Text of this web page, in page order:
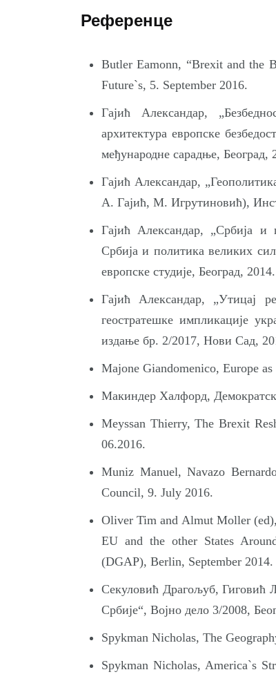
Референце
Butler Eamonn, “Brexit and the
Future`s, 5. September 2016.
Гајић Александар,
архитектура европске
међународне сарадње, Београд,
Гајић Александар,
А. Гајић, М. Игрутиновић),
Гајић Александар, „Србија
Србија и политика великих
европске студије, Београд, 2014.
Гајић Александар, „Утицај
геостратешке импликације
издање бр. 2/2017, Нови Сад,
Мajone Giandomenico, Europe
Макиндер Халфорд,
Meyssan Thierry, The Brexit
06.2016.
Muniz Manuel, Navazo
Council, 9. July 2016.
Oliver Tim and Almut Moller
EU and the other States
(DGAP), Berlin, September 2014.
Секуловић Драгољуб, Гиговић
Србије“, Војно дело 3/2008,
Spykman Nicholas, The
Spykman Nicholas, America`s